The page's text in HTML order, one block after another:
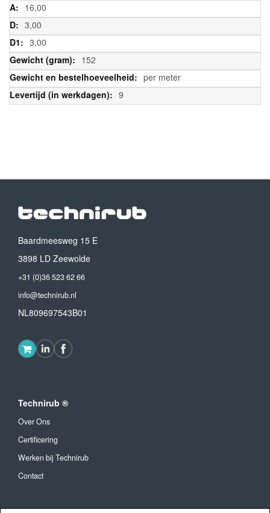
16,00
3,00
3,00
152
per meter
9
Baardmeesweg 15 E
3898 LD Zeewolde
+31 (0)36 523 62 66
info@technirub.nl
NL809697543B01
Technirub ®
Over Ons
Certificering
Werken bij Technirub
Contact